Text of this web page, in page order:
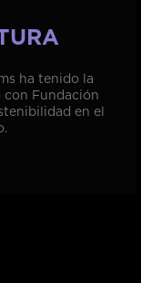
ha tenido la
Fundación
en el